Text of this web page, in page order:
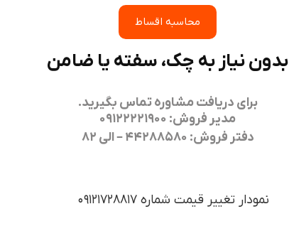
محاسبه اقساط
بدون نیاز به چک، سفته یا ضامن
برای دریافت مشاوره تماس بگیرید.
مدیر فروش: 09122221900
دفتر فروش: 44288580 – الی 82
نمودار تغییر قیمت شماره 09121728817